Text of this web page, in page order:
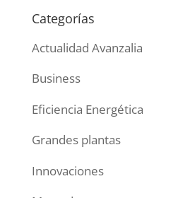
Categorías
Actualidad Avanzalia
Business
Eficiencia Energética
Grandes plantas
Innovaciones